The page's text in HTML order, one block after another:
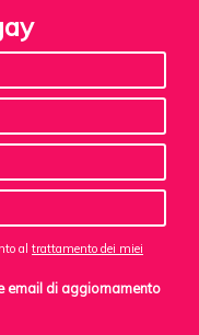
al trattamento dei miei
email di aggiornamento